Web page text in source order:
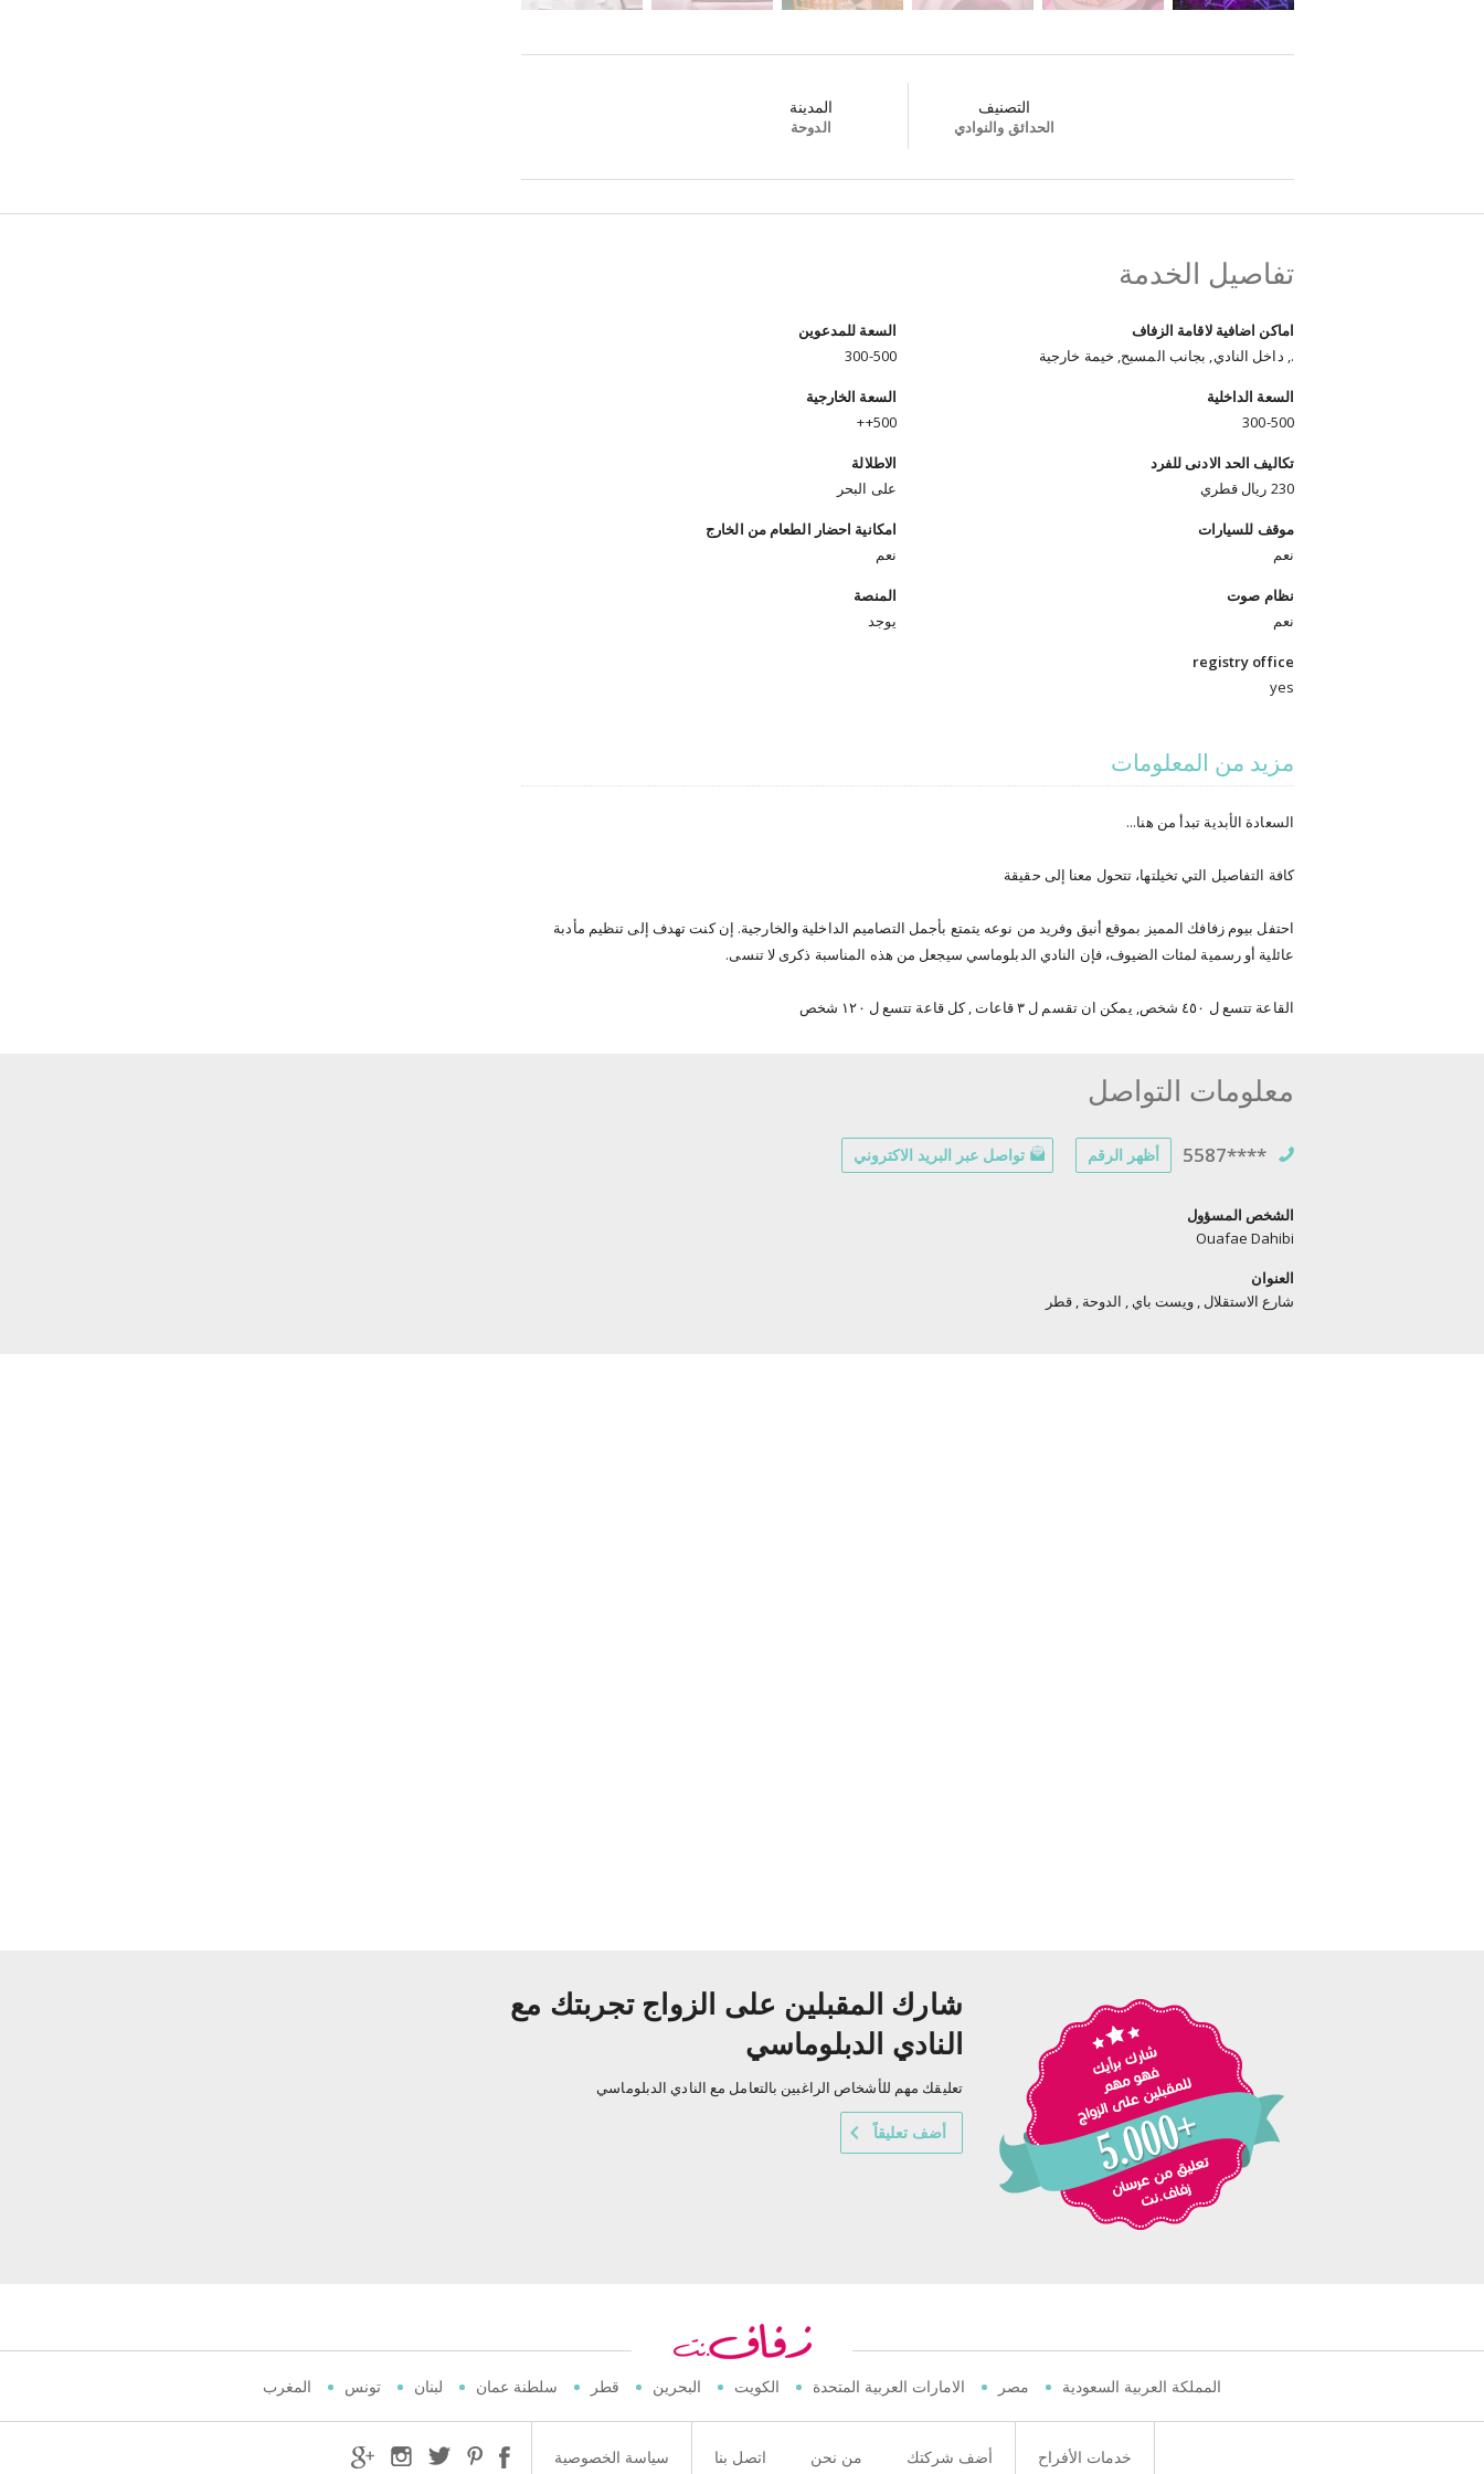
التصنيف
الحدائق والنوادي
المدينة
الدوحة
تفاصيل الخدمة
اماكن اضافية لاقامة الزفاف
., داخل النادي, بجانب المسبح, خيمة خارجية
السعة للمدعوين
300-500
السعة الداخلية
300-500
السعة الخارجية
500++
تكاليف الحد الادنى للفرد
230 ريال قطري
الاطلالة
على البحر
موقف للسيارات
نعم
امكانية احضار الطعام من الخارج
نعم
نظام صوت
نعم
المنصة
يوجد
registry office
yes
مزيد من المعلومات
السعادة الأبدية تبدأ من هنا...
كافة التفاصيل التي تخيلتها، تتحول معنا إلى حقيقة
احتفل بيوم زفافك المميز بموقع أنيق وفريد من نوعه يتمتع بأجمل التصاميم الداخلية والخارجية. إن كنت تهدف إلى تنظيم مأدبة
عائلية أو رسمية لمئات الضيوف، فإن النادي الدبلوماسي سيجعل من هذه المناسبة ذكرى لا تنسى.
القاعة تتسع ل ٤٥٠ شخص, يمكن ان تقسم ل ٣ قاعات , كل قاعة تتسع ل ١٢٠ شخص
معلومات التواصل
5587**** أظهر الرقم تواصل عبر البريد الاكتروني
الشخص المسؤول
Ouafae Dahibi
العنوان
شارع الاستقلال , ويست باي , الدوحة , قطر
شارك المقبلين على الزواج تجربتك مع
النادي الدبلوماسي
تعليقك مهم للأشخاص الراغبين بالتعامل مع النادي الدبلوماسي
أضف تعليقاً
المملكة العربية السعودية مصر الامارات العربية المتحدة الكويت البحرين قطر سلطنة عمان لبنان تونس المغرب
خدمات الأفراح أضف شركتك من نحن اتصل بنا سياسة الخصوصية